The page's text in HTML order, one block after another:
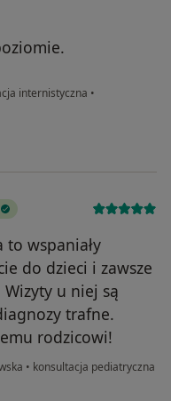
internistyczna •
to wspaniały
do dzieci i zawsze
u niej są
trafne.
rodzicowi!
• konsultacja pediatryczna